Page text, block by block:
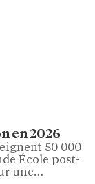
en 2026
50 000
École post-
une